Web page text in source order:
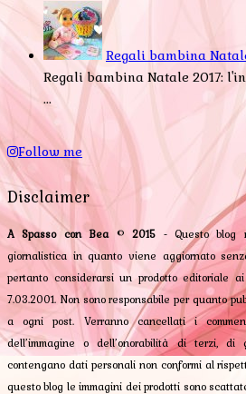
Regali bambina
Regali bambina Natale 2017:
...
Follow me
Disclaimer
A Spasso con Bea©2015 - Questo blog
giornalistica in quanto viene aggiornato
pertanto considerarsi un prodotto editoriale
7.03.2001. Non sono responsabile per quanto
a ogni post. Verranno cancellati i
dell’immagine o dell’onorabilità di terzi,
contengano dati personali non conformi al
questo blog le immagini dei prodotti sono